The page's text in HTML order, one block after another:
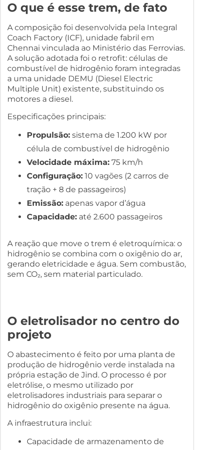
O que é esse trem, de fato
A composição foi desenvolvida pela Integral
Coach Factory (ICF), unidade fabril em
Chennai vinculada ao Ministério das Ferrovias.
A solução adotada foi o retrofit: células de
combustível de hidrogênio foram integradas
a uma unidade DEMU (Diesel Electric
Multiple Unit) existente, substituindo os
motores a diesel.
Especificações principais:
Propulsão: sistema de 1.200 kW por
célula de combustível de hidrogênio
Velocidade máxima: 75 km/h
Configuração: 10 vagões (2 carros de
tração + 8 de passageiros)
Emissão: apenas vapor d’água
Capacidade: até 2.600 passageiros
A reação que move o trem é eletroquímica: o
hidrogênio se combina com o oxigênio do ar,
gerando eletricidade e água. Sem combustão,
sem CO₂, sem material particulado.
O eletrolisador no centro do
projeto
O abastecimento é feito por uma planta de
produção de hidrogênio verde instalada na
própria estação de Jind. O processo é por
eletrólise, o mesmo utilizado por
eletrolisadores industriais para separar o
hidrogênio do oxigênio presente na água.
A infraestrutura inclui:
Capacidade de armazenamento de